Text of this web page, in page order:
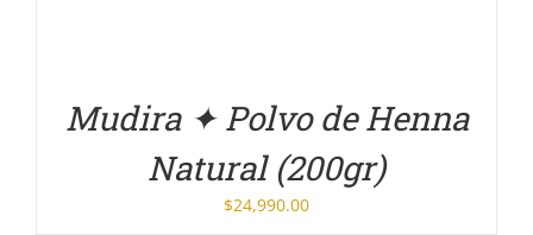
Mudira ✦ Polvo de Henna
Natural (200gr)
$24,990.00